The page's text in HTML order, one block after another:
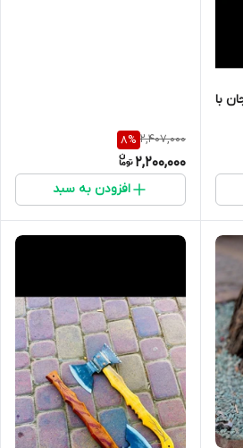
با
2,407,000
8%
2,200,000
افزودن به سبد